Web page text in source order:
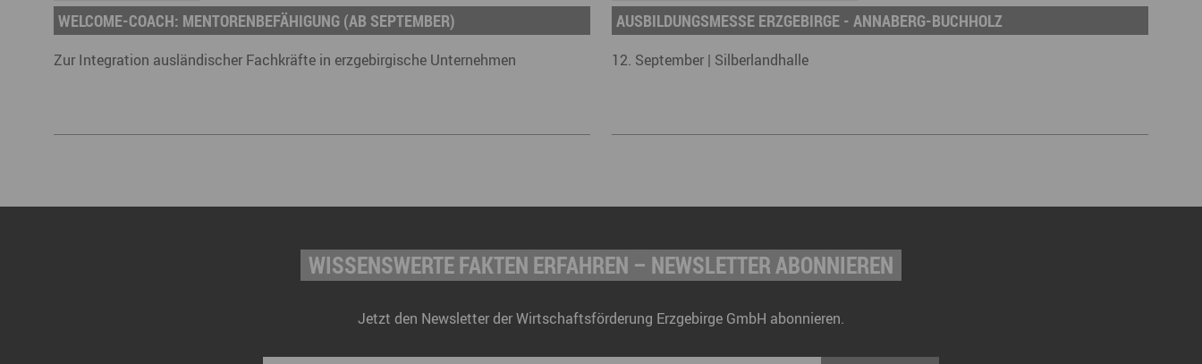
WELCOME-COACH: MENTORENBEFÄHIGUNG (AB SEPTEMBER)
Zur Integration ausländischer Fachkräfte in erzgebirgische Unternehmen
AUSBILDUNGSMESSE ERZGEBIRGE - ANNABERG-BUCHHOLZ
12. September | Silberlandhalle
WISSENSWERTE FAKTEN ERFAHREN – NEWSLETTER ABONNIEREN
Jetzt den Newsletter der Wirtschaftsförderung Erzgebirge GmbH abonnieren.